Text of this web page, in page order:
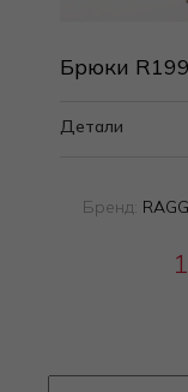
Брюки
Детали
Бренд: